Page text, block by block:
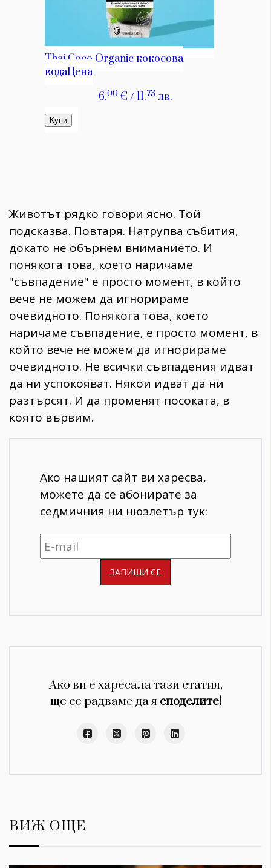
Животът рядко говори ясно. Той
подсказва. Повтаря. Натрупва събития,
докато не обърнем вниманието. И
понякога това, което наричаме
''съвпадение'' е просто момент, в който
вече не можем да игнорираме
очевидното. Понякога това, което
наричаме съвпадение, е просто момент, в
който вече не можем да игнорираме
очевидното. Не всички съвпадения идват
да ни успокояват. Някои идват да ни
разтърсят. И да променят посоката, в
която вървим.
Ако нашият сайт ви харесва,
можете да се абонирате за
седмичния ни нюзлетър тук:
Ако ви е харесала тази статия,
ще се радваме да я споделите!
ВИЖ ОЩЕ